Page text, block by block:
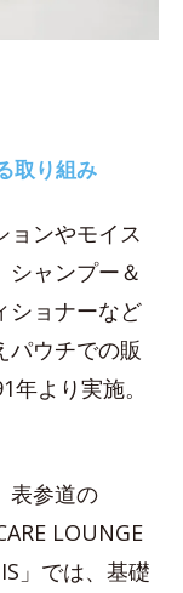
取り組み
ョンやモイス
シャンプー＆
ショナーなど
パウチでの販
年より実施。
表参道の
LOUNGE
」では、基礎